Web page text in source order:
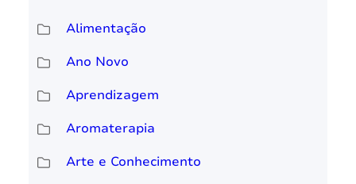
Alimentação
Ano Novo
Aprendizagem
Aromaterapia
Arte e Conhecimento